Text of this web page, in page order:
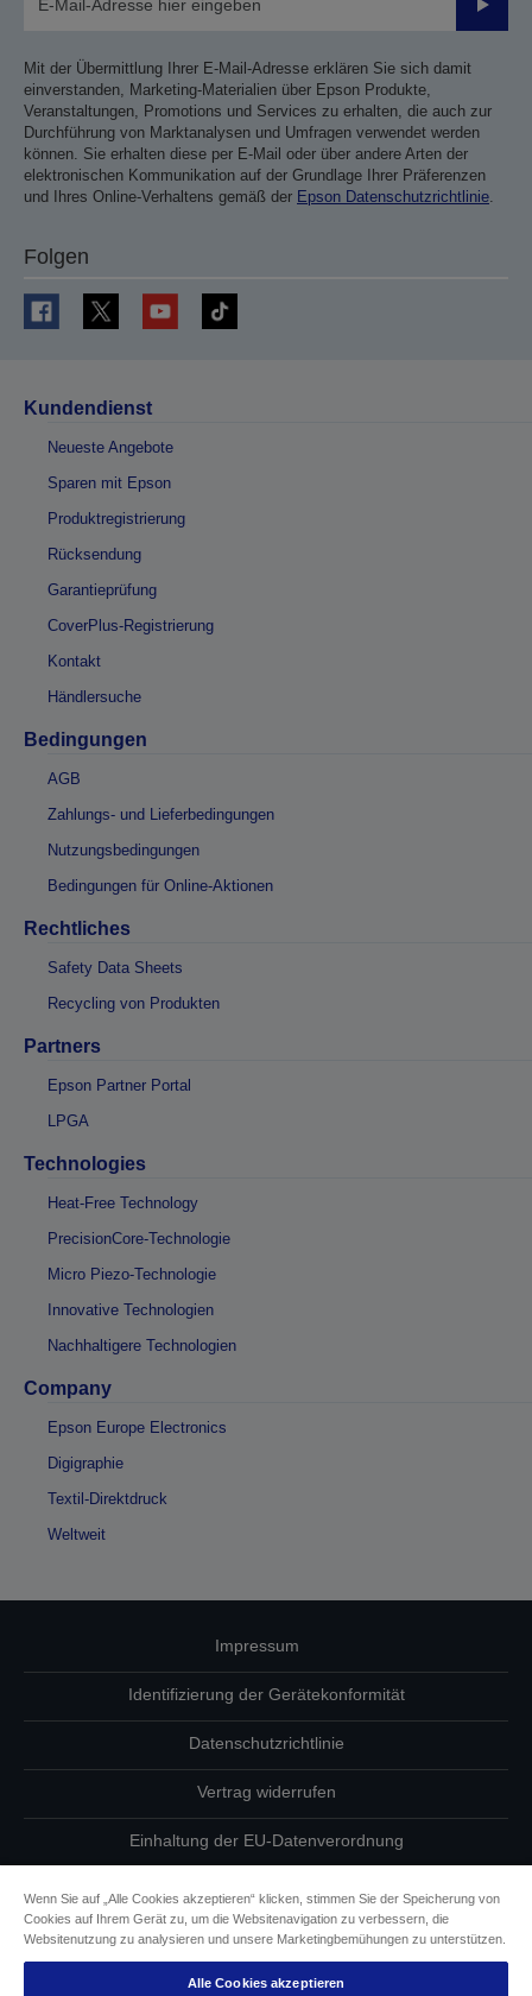
Mit der Übermittlung Ihrer E-Mail-Adresse erklären Sie sich damit
einverstanden, Marketing-Materialien über Epson Produkte,
Veranstaltungen, Promotions und Services zu erhalten, die auch zur
Durchführung von Marktanalysen und Umfragen verwendet werden
können. Sie erhalten diese per E-Mail oder über andere Arten der
elektronischen Kommunikation auf der Grundlage Ihrer Präferenzen
und Ihres Online-Verhaltens gemäß der Epson Datenschutzrichtlinie
Folgen
Kundendienst
Neueste Angebote
Sparen mit Epson
Produktregistrierung
Rücksendung
Garantieprüfung
CoverPlus-Registrierung
Kontakt
Händlersuche
Bedingungen
AGB
Zahlungs- und Lieferbedingungen
Nutzungsbedingungen
Bedingungen für Online-Aktionen
Rechtliches
Safety Data Sheets
Recycling von Produkten
Partners
Epson Partner Portal
LPGA
Technologies
Heat-Free Technology
PrecisionCore-Technologie
Micro Piezo-Technologie
Innovative Technologien
Nachhaltigere Technologien
Company
Epson Europe Electronics
Digigraphie
Textil-Direktdruck
Weltweit
Impressum
Identifizierung der Gerätekonformität
Datenschutzrichtlinie
Vertrag widerrufen
Einhaltung der EU-Datenverordnung
Informationen zu Cookies
Epson Engagement für Barrierefreiheit
Wenn Sie auf „Alle Cookies akzeptieren“ klicken, stimmen Sie der Speicherung von
Cookies auf Ihrem Gerät zu, um die Websitenavigation zu verbessern, die
Websitenutzung zu analysieren und unsere Marketingbemühungen zu unterstützen.
Alle Cookies akzeptieren